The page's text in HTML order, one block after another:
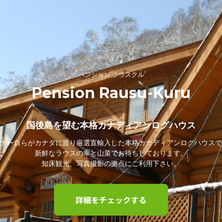
ペンション ラウスクル
Pension Rausu-Kuru
国後島を望む本格カナディアンログハウス
ー自らがカナダに渡り厳選直輸入した本格カナディアンログハウス
新鮮なラウスの幸と山菜でお待ちしております。
知床観光、写真撮影の拠点にご利用下さい。
詳細をチェックする